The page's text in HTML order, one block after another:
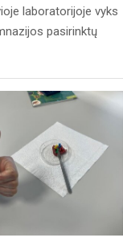
laboratorijoje vyks
pasirinktų